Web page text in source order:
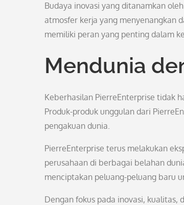
Budaya inovasi yang ditanamkan
atmosfer kerja yang menyenangkan
memiliki peran yang penting dalam
Mendunia
Keberhasilan PierreEnterprise tidak
Produk-produk unggulan dari
pengakuan dunia.
PierreEnterprise terus melakukan
perusahaan di berbagai belahan
menciptakan peluang-peluang baru
Dengan fokus pada inovasi, kualitas,